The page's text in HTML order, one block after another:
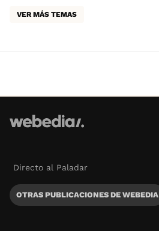
VER MÁS TEMAS
Directo al Paladar
OTRAS PUBLICACIONES DE WEBEDIA